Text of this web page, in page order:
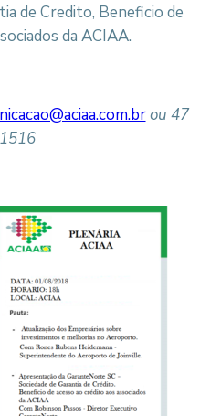
de Credito, Beneficio de
da ACIAA.
ou 47